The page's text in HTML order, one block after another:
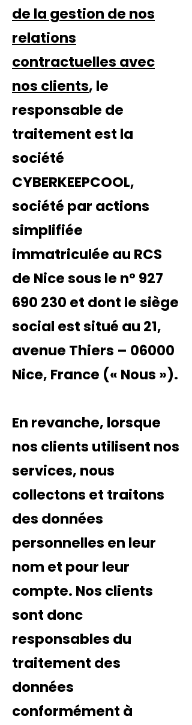
de la gestion de nos
relations
contractuelles avec
nos clients, le
responsable de
traitement est la
société
CYBERKEEPCOOL,
société par actions
simplifiée
immatriculée au RCS
de Nice sous le n° 927
690 230 et dont le siège
social est situé au 21,
avenue Thiers – 06000
Nice, France (« Nous »).
En revanche, lorsque
nos clients utilisent nos
services, nous
collectons et traitons
des données
personnelles en leur
nom et pour leur
compte. Nos clients
sont donc
responsables du
traitement des
données
conformément à